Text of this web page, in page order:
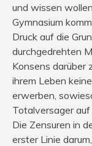
und wissen
Gymnasium
Druck auf die
durchgedrehten
Konsens darüber
ihrem Leben
erwerben,
Totalversager auf
Die Zensuren in
erster Linie